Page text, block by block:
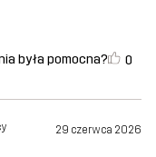
była pomocna? 0
29 czerwca 2026